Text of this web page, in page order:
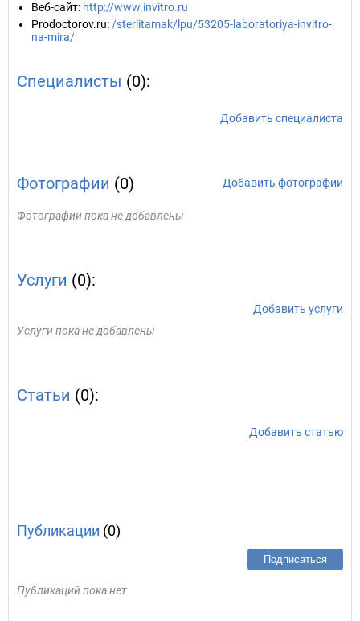
Веб-сайт: http://www.invitro.ru
Prodoctorov.ru: /sterlitamak/lpu/53205-laboratoriya-invitro-
na-mira/
Специалисты (0):
Добавить специалиста
Фотографии (0) Добавить фотографии
Фотографии пока не добавлены
Услуги (0):
Добавить услуги
Услуги пока не добавлены
Статьи (0):
Добавить статью
Публикации (0)
Подписаться
Публикаций пока нет